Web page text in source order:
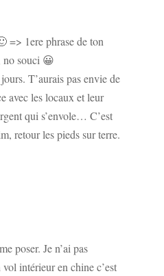
=> 1ere phrase de ton
no souci 😀
T’aurais pas envie de
avec les locaux et leur
qui s’envole… C’est
retour les pieds sur terre.
poser. Je n’ai pas
intérieur en chine c’est